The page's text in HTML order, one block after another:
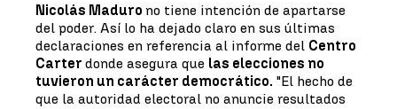
Nicolás Maduro no tiene intención de apartarse
del poder. Así lo ha dejado claro en sus últimas
declaraciones en referencia al informe del Centro
Carter donde asegura que las elecciones no
tuvieron un carácter democrático. "El hecho de
que la autoridad electoral no anuncie resultados